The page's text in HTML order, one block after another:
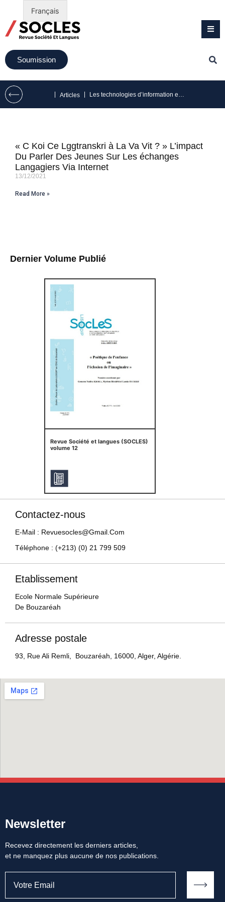
Soumission
Articles
Dernier Volume Publié
Revue Société et langues (SOCLES)
volume 12
« C Koi Ce Lggtranskri à La Va Vit ? » L’impact
Du Parler Des Jeunes Sur Les échanges
Langagiers Via Internet
13/12/2021
Read More »
Contactez-nous
E-Mail : Revuesocles@gmail.com
Téléphone : (+213) (0) 21 799 509
Etablissement
Ecole Normale Supérieure
De Bouzaréah
Adresse postale
93, Rue Ali Remli, Bouzaréah, 16000, Alger, Algérie.
Newsletter
Recevez directement les derniers articles,
et ne manquez plus aucune de nos publications.
Français